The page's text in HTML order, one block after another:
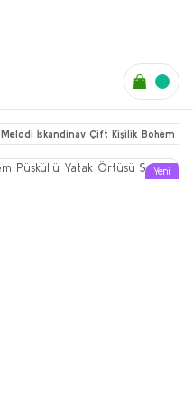
Melodi İskandinav Çift Kişilik Bohem
Yeni